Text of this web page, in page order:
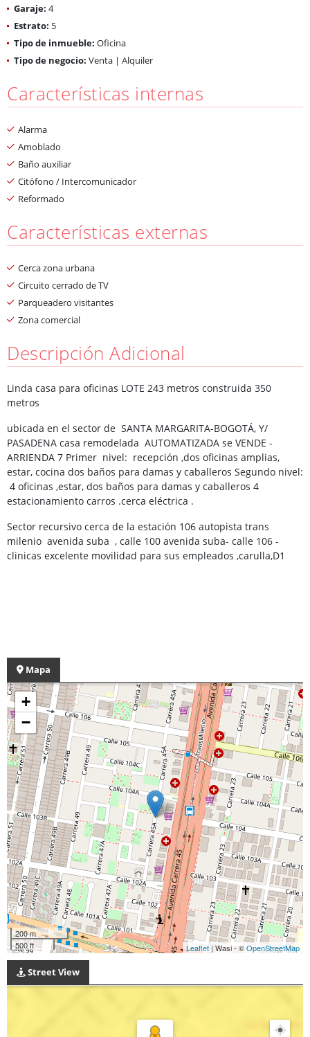
Garaje: 4
Estrato: 5
Tipo de inmueble: Oficina
Tipo de negocio: Venta | Alquiler
Características internas
Alarma
Amoblado
Baño auxiliar
Citófono / Intercomunicador
Reformado
Características externas
Cerca zona urbana
Circuito cerrado de TV
Parqueadero visitantes
Zona comercial
Descripción Adicional
Linda casa para oficinas LOTE 243 metros construida 350
metros
ubicada en el sector de SANTA MARGARITA-BOGOTÁ, Y/
PASADENA casa remodelada AUTOMATIZADA se VENDE -
ARRIENDA 7 Primer nivel: recepción ,dos oficinas amplias,
estar, cocina dos baños para damas y caballeros Segundo nivel:
4 oficinas ,estar, dos baños para damas y caballeros 4
estacionamiento carros .cerca eléctrica .
Sector recursivo cerca de la estación 106 autopista trans
milenio avenida suba , calle 100 avenida suba- calle 106 -
clinicas excelente movilidad para sus empleados ,carulla,D1
Mapa
+
−
200 m
500 ft
Leaflet | Wasi - ©OpenStreetMap
Street View